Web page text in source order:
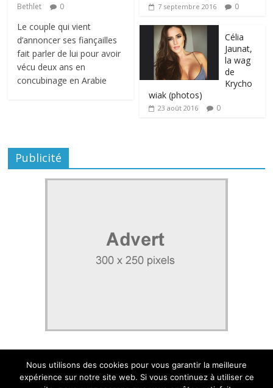
Bethlet
0
Le couple qui vient
d’annoncer ses fiançailles
fait parler de lui pour avoir
vécu deux ans en
concubinage en Arabie
7 septembre 2016 0
Célia
Jaunat,
la wag
de
Krycho
wiak (photos)
23 août 2016 0
Publicité
Nous utilisons des cookies pour vous garantir la meilleure
expérience sur notre site web. Si vous continuez à utiliser ce